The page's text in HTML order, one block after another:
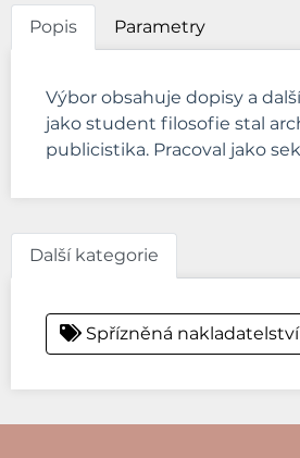
Popis Parametry
Výbor obsahuje dopisy a
jako student filosofie stal
publicistika. Pracoval jako
Další kategorie
Spřízněná nakladatelství